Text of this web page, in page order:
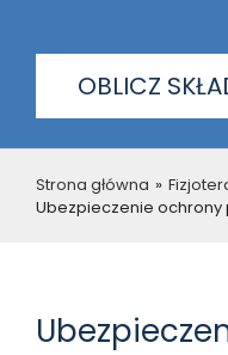
OBLICZ
Strona główna »
Ubezpieczenie